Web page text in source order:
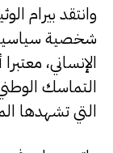
وانتقد بيرام
شخصية
الإنساني،
التماسك
التي تشهدها